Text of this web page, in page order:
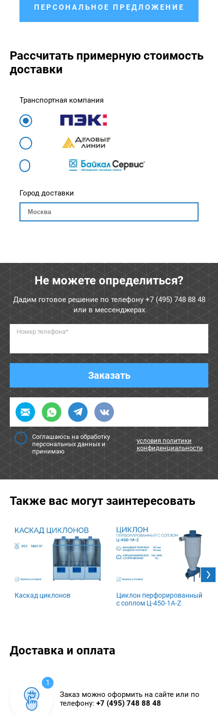
ПЕРСОНАЛЬНОЕ ПРЕДЛОЖЕНИЕ
Рассчитать примерную стоимость
доставки
Транспортная компания
Город доставки
Не можете определиться?
Дадим готовое решение по телефону +7 (495) 748 88 48
или в мессенджерах
Номер телефона*
Заказать
Соглашаюсь на обработку
персональных данных и
принимаю
условия политики
конфиденциальности
Также вас могут заинтересовать
Каскад циклонов
Циклон перфорированный
с соплом Ц-450-1A-Z
Доставка и оплата
1
Заказ можно оформить на сайте или по
телефону: +7 (495) 748 88 48